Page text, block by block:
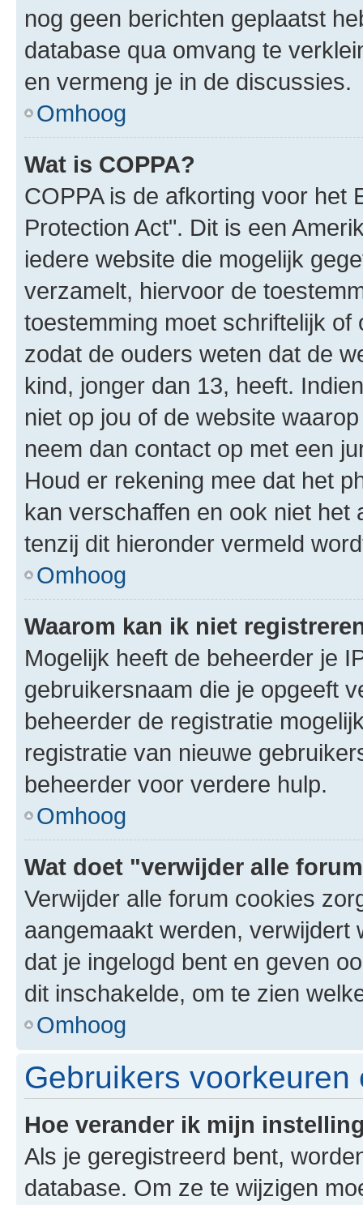
nog geen berichten geplaatst
database qua omvang te
en vermeng je in de discussies.
Omhoog
Wat is COPPA?
COPPA is de afkorting voor het
Protection Act". Dit is een
iedere website die mogelijk
verzamelt, hiervoor de
toestemming moet schriftelijk
zodat de ouders weten dat de
kind, jonger dan 13, heeft.
niet op jou of de website
neem dan contact op met een
Houd er rekening mee dat het
kan verschaffen en ook niet
tenzij dit hieronder vermeld
Omhoog
Waarom kan ik niet
Mogelijk heeft de beheerder je
gebruikersnaam die je opgeeft
beheerder de registratie
registratie van nieuwe
beheerder voor verdere hulp.
Omhoog
Wat doet "verwijder alle
Verwijder alle forum cookies
aangemaakt werden,
dat je ingelogd bent en geven
dit inschakelde, om te zien
Omhoog
Gebruikers voorkeuren
Hoe verander ik mijn
Als je geregistreerd bent,
database. Om ze te wijzigen